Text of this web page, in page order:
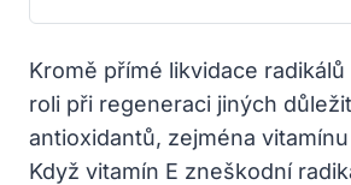
Kromě přímé likvidace
roli při regeneraci jiných
antioxidantů, zejména
Když vitamín E zneškodní